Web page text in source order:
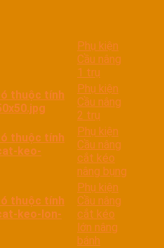
Phụ kiện
Cầu nâng
1 trụ
Phụ kiện
Cầu nâng
2 trụ
Phụ kiện
Cầu nâng
cắt kéo
nâng bụng
Phụ kiện
Cầu nâng
cắt kéo
lớn nâng
bánh